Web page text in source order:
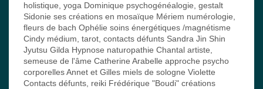
holistique, yoga Dominique psychogénéalogie, gestalt
Sidonie ses créations en mosaïque Mériem numérologie,
fleurs de bach Ophélie soins énergétiques /magnétisme
Cindy médium, tarot, contacts défunts Sandra Jin Shin
Jyutsu Gilda Hypnose naturopathie Chantal artiste,
semeuse de l'âme Catherine Arabelle approche psycho
corporelles Annet et Gilles miels de sologne Violette
Contacts défunts, reiki Frédérique "Boudi" créations